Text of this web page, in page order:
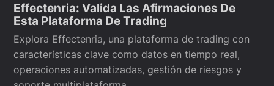
Effectenria: Valida Las Afirmaciones De
Esta Plataforma De Trading
Explora Effectenria, una plataforma de trading con
características clave como datos en tiempo real,
operaciones automatizadas, gestión de riesgos y